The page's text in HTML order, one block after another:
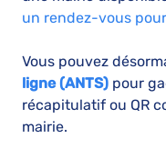
un rendez-vous
Vous pouvez
ligne (ANTS) pour
récapitulatif ou QR
mairie.